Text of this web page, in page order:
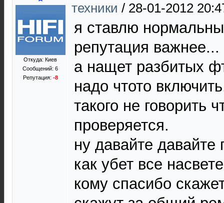
Откуда: Киев
Сообщений: 6
Репутация: -8
техники / 28-01-2012
я ставлю
репутация важнее...
а нащет разбитых
надо чтото
такого не говорить
проверяется.
ну давайте давайте
как убет все
кому спасибо